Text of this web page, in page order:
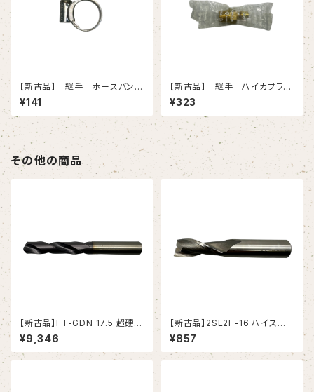
【新古品】 継手 ホースバン
ド 0 15個入りセット
¥141
【新古品】 継手 ハイカプラ
40PM-BSBM（日東工器）
¥323
その他の商品
【新古品】FT-GDN 17.5 超硬ド
リル (OSG)
¥9,346
【新古品】2SE2F-16 ハイスエ
ンドミル (YG-1)
¥857